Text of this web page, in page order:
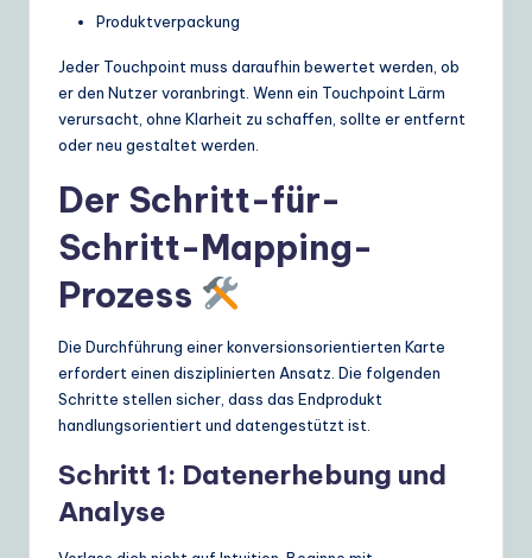
Produktverpackung
Jeder Touchpoint muss daraufhin bewertet werden, ob
er den Nutzer voranbringt. Wenn ein Touchpoint Lärm
verursacht, ohne Klarheit zu schaffen, sollte er entfernt
oder neu gestaltet werden.
Der Schritt-für-
Schritt-Mapping-
Prozess
Die Durchführung einer konversionsorientierten Karte
erfordert einen disziplinierten Ansatz. Die folgenden
Schritte stellen sicher, dass das Endprodukt
handlungsorientiert und datengestützt ist.
Schritt 1: Datenerhebung und
Analyse